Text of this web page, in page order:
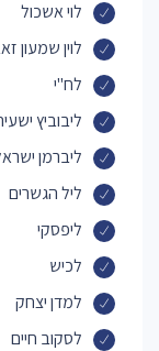
לוי אשכול
לוין שמעון
לח"י
ליבוביץ
ליברמן
ליל הגשרים
ליפסקי
לכיש
למדן יצחק
לסקוב חיים